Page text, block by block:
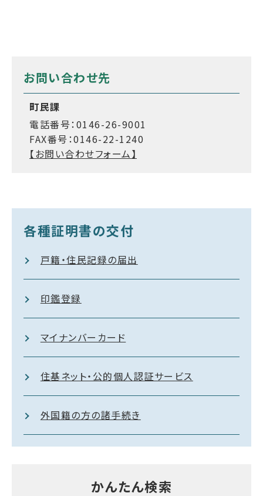
お問い合わせ先
町民課
電話番号：0146-26-9001
FAX番号：0146-22-1240
【お問い合わせフォーム】
各種証明書の交付
戸籍・住民記録の届出
印鑑登録
マイナンバーカード
住基ネット・公的個人認証サービス
外国籍の方の諸手続き
かんたん検索